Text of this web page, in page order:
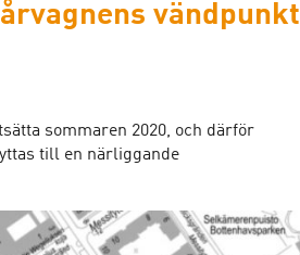
vändpunkt
sommaren 2020, och därför
till en närliggande